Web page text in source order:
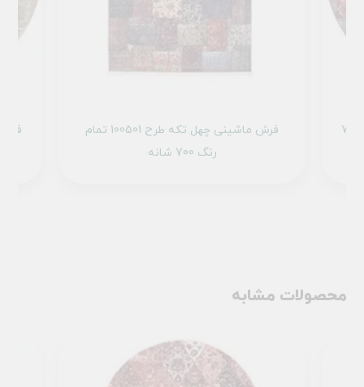
فرش ماشینی چهل تکه طرح 100501 تمام
رنگ 700 شانه
فرش چهل تکه گرد کد 100501 تمام رنگ 700
محصولات مشابه